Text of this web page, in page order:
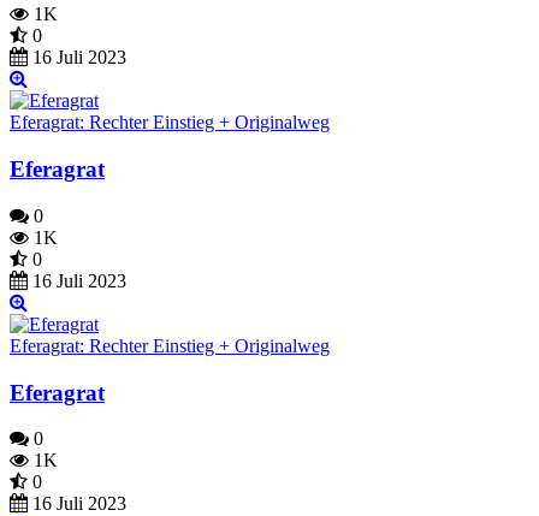
1K
0
16 Juli 2023
Eferagrat: Rechter Einstieg + Originalweg
Eferagrat
0
1K
0
16 Juli 2023
Eferagrat: Rechter Einstieg + Originalweg
Eferagrat
0
1K
0
16 Juli 2023